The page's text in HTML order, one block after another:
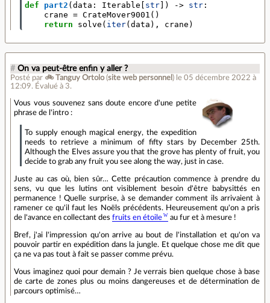
def part2 ( data : Iterable str ]) -> str :
crane = CrateMover9001 ()
return
solve ( iter( data ), crane )
# On va peut-être enfin y aller ?
Posté par 🚲 Tanguy Ortolo(site web personnel ) le 05 décembre 2022 à
12:09. Évalué à 3.
Vous vous souvenez sans doute encore d'une petite
phrase de l'intro :
To supply enough magical energy, the expedition
needs to retrieve a minimum of fifty stars by December 25th.
Although the Elves assure you that the grove has plenty of fruit, you
decide to grab any fruit you see along the way, just in case.
Juste au cas où, bien sûr… Cette précaution commence à prendre du
sens, vu que les lutins ont visiblement besoin d'être babysittés en
permanence ! Quelle surprise, à se demander comment ils arrivaient à
ramener ce qu'il faut les Noëls précédents. Heureusement qu'on a pris
de l'avance en collectant des fruits en étoile au fur et à mesure !
Bref, j'ai l'impression qu'on arrive au bout de l'installation et qu'on va
pouvoir partir en expédition dans la jungle. Et quelque chose me dit que
ça ne va pas tout à fait se passer comme prévu.
Vous imaginez quoi pour demain ? Je verrais bien quelque chose à base
de carte de zones plus ou moins dangereuses et de détermination de
parcours optimisé…